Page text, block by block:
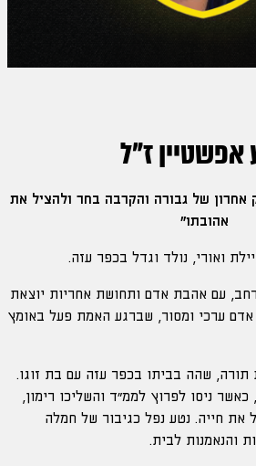
אפשטיין ז"ל
אחרון של גבורה והקרבה בחר ולהציל את
אהובתו"
עם אהבת אדם ותחושת אחריות יוצאת
אדם ערכי ומסור, שברגע האמת פעל באומץ
שהה בביתו בכפר עזה עם בת זוגו.
ניסו לפרוץ לממ״ד והשליכו רימון,
את חייה. נטע נפל כגיבור של חמלה
והנאמנות לבית.